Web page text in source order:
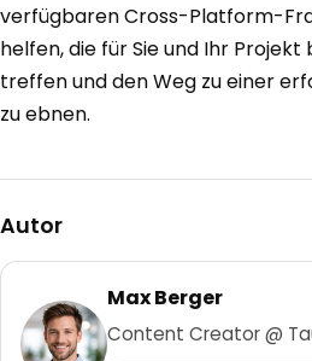
verfügbaren Cross-Platform-
helfen, die für Sie und Ihr
treffen und den Weg zu einer
zu ebnen.
Autor
Max Berger
Content Creator @